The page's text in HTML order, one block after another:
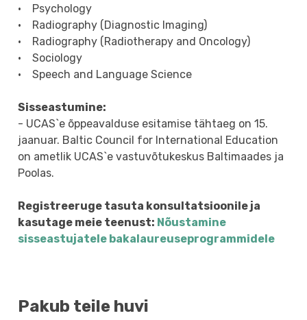
• Psychology
• Radiography (Diagnostic Imaging)
• Radiography (Radiotherapy and Oncology)
• Sociology
• Speech and Language Science
Sisseastumine:
- UCAS`e õppeavalduse esitamise tähtaeg on 15.
jaanuar. Baltic Council for International Education
on ametlik UCAS`e vastuvõtukeskus Baltimaades ja
Poolas.
Registreeruge tasuta konsultatsioonile ja
kasutage meie teenust: Nõustamine
sisseastujatele bakalaureuseprogrammidele
Pakub teile huvi